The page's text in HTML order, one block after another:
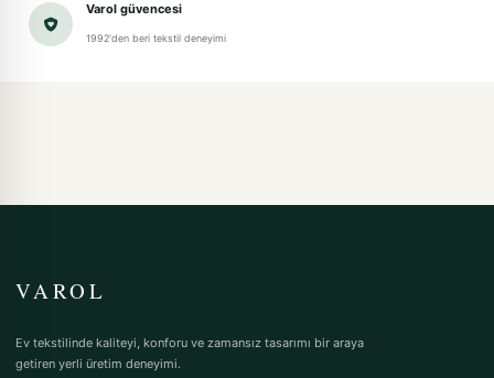
Varol güvencesi
1992'den beri tekstil deneyimi
VAROL
Ev tekstilinde kaliteyi, konforu ve zamansız tasarımı bir araya
getiren yerli üretim deneyimi.